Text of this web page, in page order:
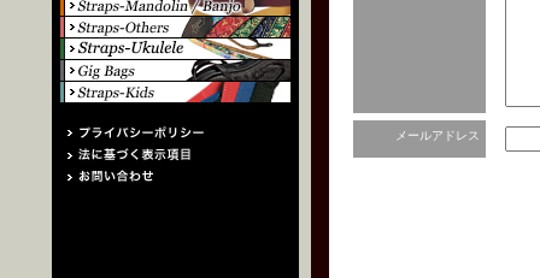
メールアドレス